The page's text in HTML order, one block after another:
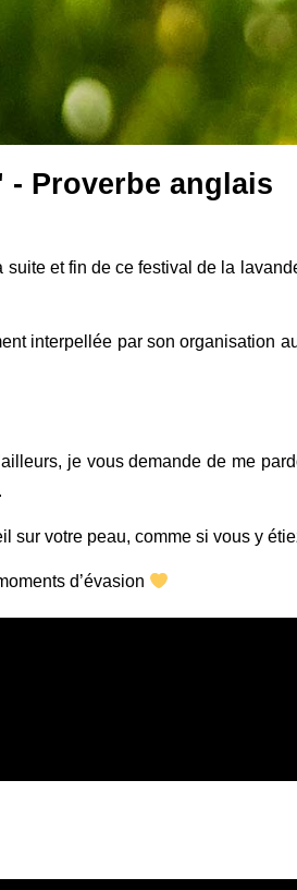
Proverbe anglais
et fin de ce festival de la
interpellée par son organisation
je vous demande de me
sur votre peau, comme si vous y
d’évasion